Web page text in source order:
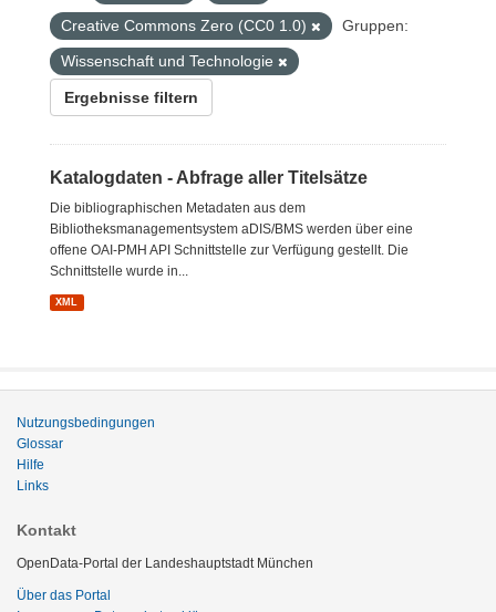
Creative Commons Zero (CC0 1.0)
Gruppen:
Wissenschaft und Technologie
Ergebnisse filtern
Katalogdaten - Abfrage aller Titelsätze
Die bibliographischen Metadaten aus dem
Bibliotheksmanagementsystem aDIS/BMS werden über eine
offene OAI-PMH API Schnittstelle zur Verfügung gestellt. Die
Schnittstelle wurde in...
XML
Nutzungsbedingungen
Glossar
Hilfe
Links
Kontakt
OpenData-Portal der Landeshauptstadt München
Über das Portal